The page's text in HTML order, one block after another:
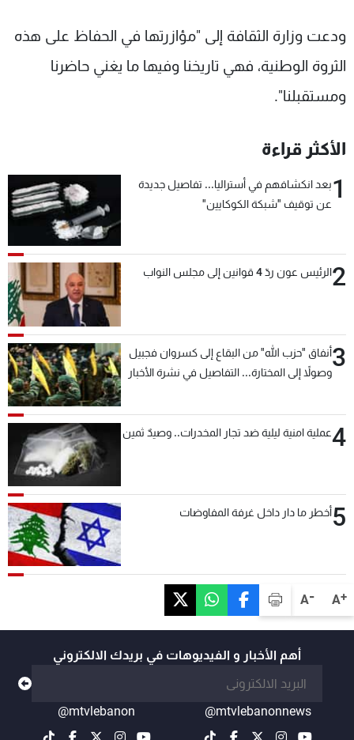
A+
A-
ودعت وزارة الثقافة إلى "مؤازرتها في الحفاظ على هذه
الثروة الوطنية، فهي تاريخنا وفيها ما يغني حاضرنا
ومستقبلنا".
الأكثر قراءة
1بعد انكشافهم في أستراليا... تفاصيل جديدة
عن توقيف "شبكة الكوكايين"
2الرئيس عون ردّ 4 قوانين إلى مجلس النواب
3أنفاق "حزب الله" من البقاع إلى كسروان فجبيل
وصولاً إلى المختارة... التفاصيل في نشرة الأخبار
4عملية امنية ليلية ضد تجار المخدرات.. وصيدٌ ثمين
5أخطر ما دار داخل غرفة المفاوضات
أهم الأخبار و الفيديوهات في بريدك الالكتروني
@mtvlebanonnews
@mtvlebanon